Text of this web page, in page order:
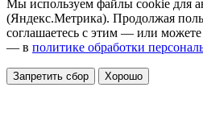
Мы используем файлы cookie для
(Яндекс.Метрика). Продолжая
соглашаетесь с этим — или
— в политике обработки
Запретить сбор Хорошо